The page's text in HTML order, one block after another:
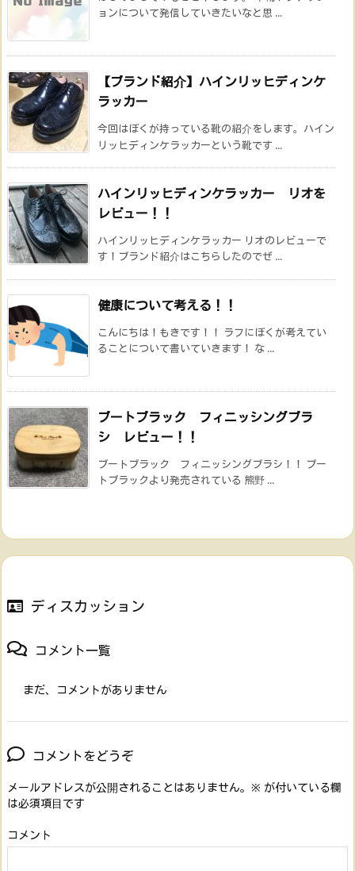
ョンについて発信していきたいなと思 ...
【ブランド紹介】ハインリッヒディンケ
ラッカー
今回はぼくが持っている靴の紹介をします。ハイン
リッヒディンケラッカーという靴です ...
ハインリッヒディンケラッカー リオを
レビュー！！
ハインリッヒディンケラッカー リオのレビューで
す！ブランド紹介はこちらしたのでぜ ...
健康について考える！！
こんにちは！もきです！！ ラフにぼくが考えてい
ることについて書いていきます！ な ...
ブートブラック フィニッシングブラ
シ レビュー！！
ブートブラック フィニッシングブラシ！！ ブー
トブラックより発売されている 熊野 ...
ディスカッション
コメント一覧
まだ、コメントがありません
コメントをどうぞ
メールアドレスが公開されることはありません。 ※ が付いている欄
は必須項目です
コメント